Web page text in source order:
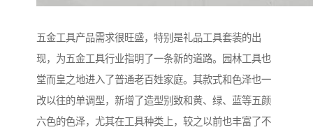
五金工具产品需求很旺盛，特别是礼品工具套装的出
现，为五金工具行业指明了一条新的道路。园林工具也
堂而皇之地进入了普通老百姓家庭。其款式和色泽也一
改以往的单调型，新增了造型别致和黄、绿、蓝等五颜
六色的色泽，尤其在工具种类上，较之以前也丰富了不